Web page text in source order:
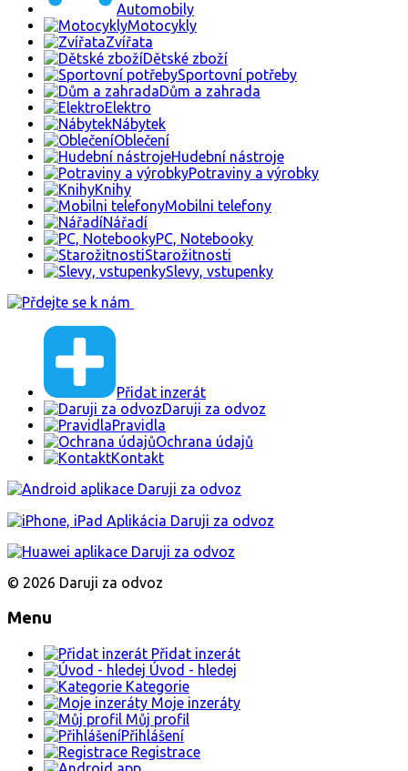
Automobily
Motocykly
Zvířata
Dětské zboží
Sportovní potřeby
Dům a zahrada
Elektro
Nábytek
Oblečení
Hudební nástroje
Potraviny a výrobky
Knihy
Mobilni telefony
Nářadí
PC, Notebooky
Starožitnosti
Slevy, vstupenky
Přidat inzerát
Daruji za odvoz
Pravidla
Ochrana údajů
Kontakt
© 2026 Daruji za odvoz
Menu
Přidat inzerát
Úvod - hledej
Kategorie
Moje inzeráty
Můj profil
Přihlášení
Registrace